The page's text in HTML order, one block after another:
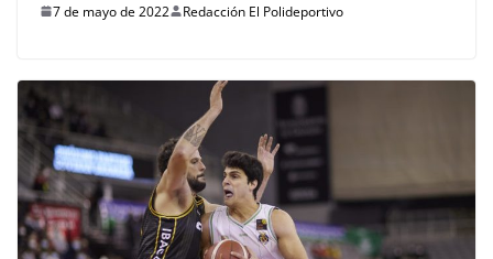
7 de mayo de 2022 Redacción El Polideportivo